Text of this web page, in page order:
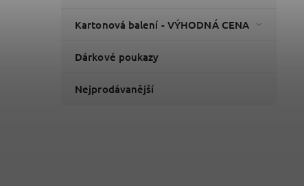
Kartonová balení - VÝHODNÁ CENA
Dárkové poukazy
Nejprodávanější